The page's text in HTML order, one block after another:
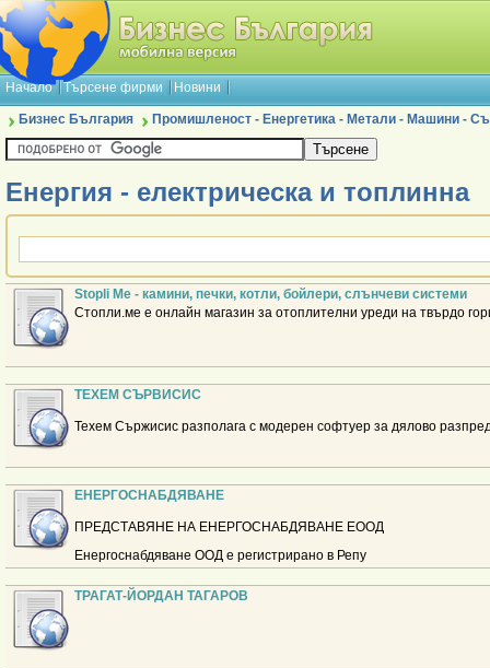
Начало Търсене фирми Новини
Бизнес България Промишленост - Енергетика - Метали - Машини -
Енергия - електрическа и топлинна
Stopli Me - камини, печки, котли, бойлери, слънчеви системи
Стопли.ме е онлайн магазин за отоплителни уреди на твърдо
ТЕХЕМ СЪРВИСИС
Техем Сържисис разполага с модерен софтуер за дялово
ЕНЕРГОСНАБДЯВАНЕ
ПРЕДСТАВЯНЕ НА ЕНЕРГОСНАБДЯВАНЕ ЕООД
Енергоснабдяване ООД е регистрирано в Репу
ТРАГАТ-ЙОРДАН ТАГАРОВ